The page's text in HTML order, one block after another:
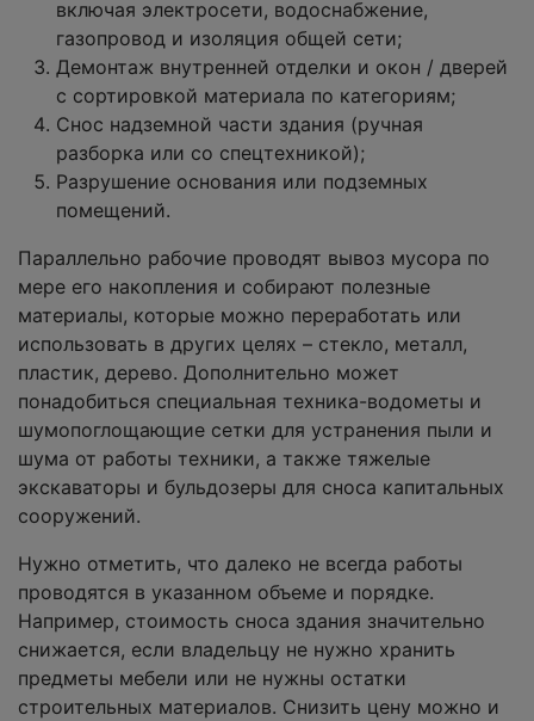
включая электросети, водоснабжение,
газопровод и изоляция общей сети;
Демонтаж внутренней отделки и окон / дверей
с сортировкой материала по категориям;
Снос надземной части здания (ручная
разборка или со спецтехникой);
Разрушение основания или подземных
помещений.
Параллельно рабочие проводят вывоз мусора по
мере его накопления и собирают полезные
материалы, которые можно переработать или
использовать в других целях – стекло, металл,
пластик, дерево. Дополнительно может
понадобиться специальная техника-водометы и
шумопоглощающие сетки для устранения пыли и
шума от работы техники, а также тяжелые
экскаваторы и бульдозеры для сноса капитальных
сооружений.
Нужно отметить, что далеко не всегда работы
проводятся в указанном объеме и порядке.
Например, стоимость сноса здания значительно
снижается, если владельцу не нужно хранить
предметы мебели или не нужны остатки
строительных материалов. Снизить цену можно и